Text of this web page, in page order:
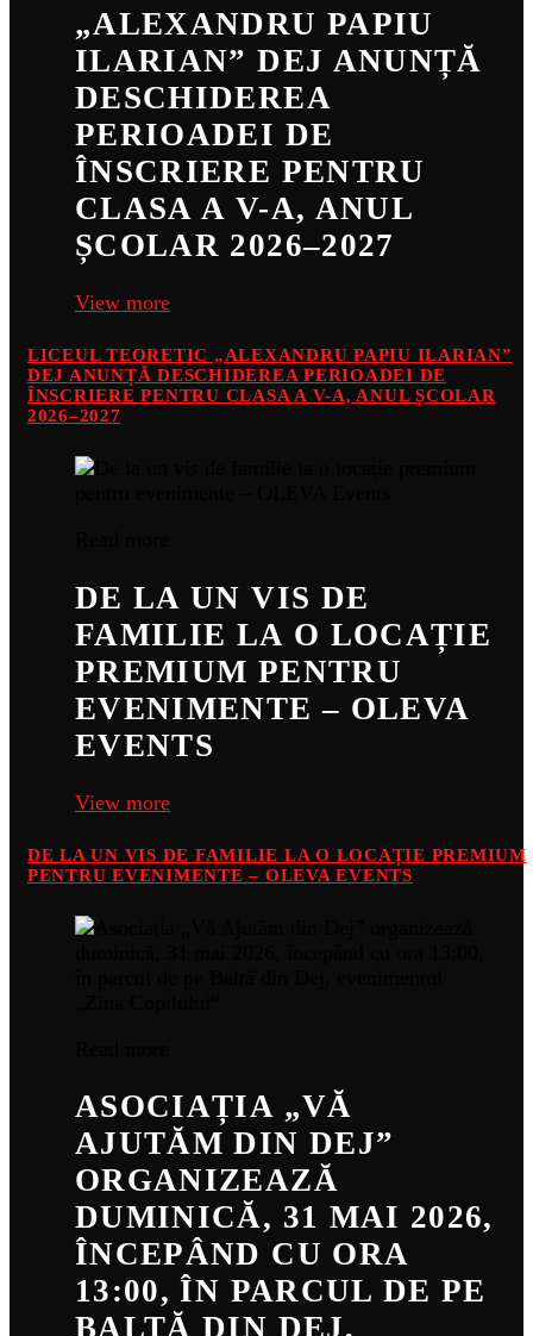
„ALEXANDRU PAPIU
ILARIAN” DEJ ANUNȚĂ
DESCHIDEREA
PERIOADEI DE
ÎNSCRIERE PENTRU
CLASA A V-A, ANUL
ȘCOLAR 2026–2027
View more
LICEUL TEORETIC „ALEXANDRU PAPIU ILARIAN”
DEJ ANUNȚĂ DESCHIDEREA PERIOADEI DE
ÎNSCRIERE PENTRU CLASA A V-A, ANUL ȘCOLAR
2026–2027
DE LA UN VIS DE
FAMILIE LA O LOCAȚIE
PREMIUM PENTRU
EVENIMENTE – OLEVA
EVENTS
View more
DE LA UN VIS DE FAMILIE LA O LOCAȚIE PREMIUM
PENTRU EVENIMENTE – OLEVA EVENTS
ASOCIAȚIA „VĂ
AJUTĂM DIN DEJ”
ORGANIZEAZĂ
DUMINICĂ, 31 MAI 2026,
ÎNCEPÂND CU ORA
13:00, ÎN PARCUL DE PE
BALTĂ DIN DEJ,